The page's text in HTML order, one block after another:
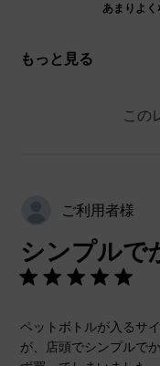
あまりよ
もっと見る
この
ご利用者様
シンプルで
ペットボトルが入るサ
が、店頭でシンプルで